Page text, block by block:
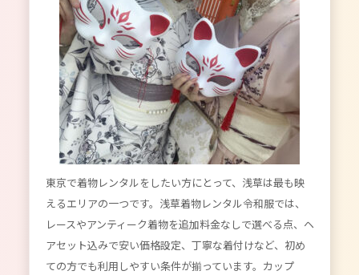
東京で着物レンタルをしたい方にとって、浅草は最も映
えるエリアの一つです。浅草着物レンタル令和服では、
レースやアンティーク着物を追加料金なしで選べる点、ヘ
アセット込みで安い価格設定、丁寧な着付けなど、初め
ての方でも利用しやすい条件が揃っています。カップ